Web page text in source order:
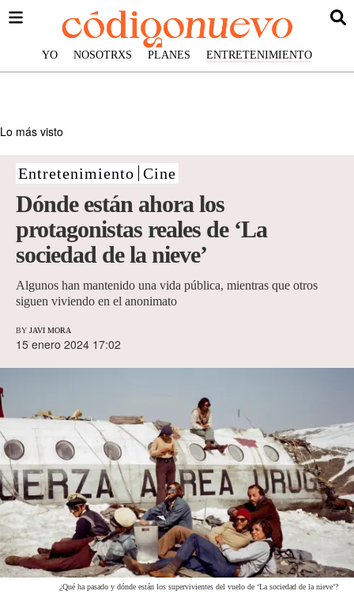
YO NOSOTRXS PLANES ENTRETENIMIENTO
Lo más visto
Entretenimiento Cine
Dónde están ahora los
protagonistas reales de ‘La
sociedad de la nieve’
Algunos han mantenido una vida pública, mientras que otros
siguen viviendo en el anonimato
BY JAVI MORA
15 enero 2024 17:02
¿Qué ha pasado y dónde están los supervivientes del vuelo de ‘La sociedad de la nieve’?